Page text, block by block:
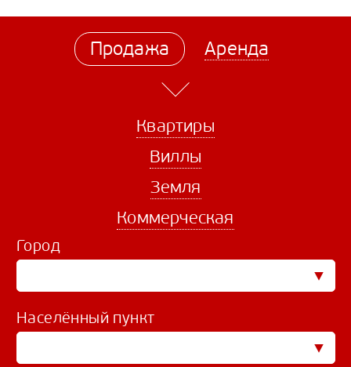
Квартиры
Виллы
Земля
Коммерческая
Продажа Аренда
Город
Населённый пункт